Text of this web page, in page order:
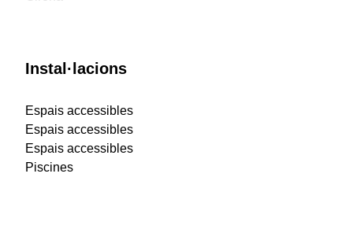
Instal·lacions
Espais accessibles
Espais accessibles
Espais accessibles
Piscines